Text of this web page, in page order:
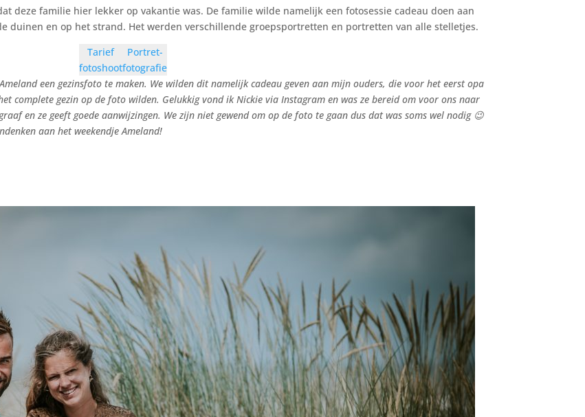
deze familie hier lekker op vakantie was. De familie wilde namelijk een fotosessie cadeau doen aan
duinen en op het strand. Het werden verschillende groepsportretten en portretten van alle stelletjes.
Tarief
fotoshoot
Portret-
fotografie
een gezinsfoto te maken. We wilden dit namelijk cadeau geven aan mijn ouders, die voor het eerst opa
complete gezin op de foto wilden. Gelukkig vond ik Nickie via Instagram en was ze bereid om voor ons naar
en ze geeft goede aanwijzingen. We zijn niet gewend om op de foto te gaan dus dat was soms wel nodig 😉
aan het weekendje Ameland!